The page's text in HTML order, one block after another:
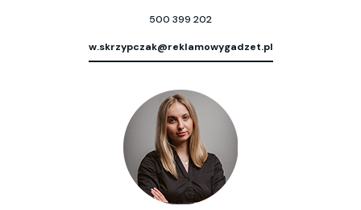
500 399 202
w.skrzypczak@reklamowygadzet.pl